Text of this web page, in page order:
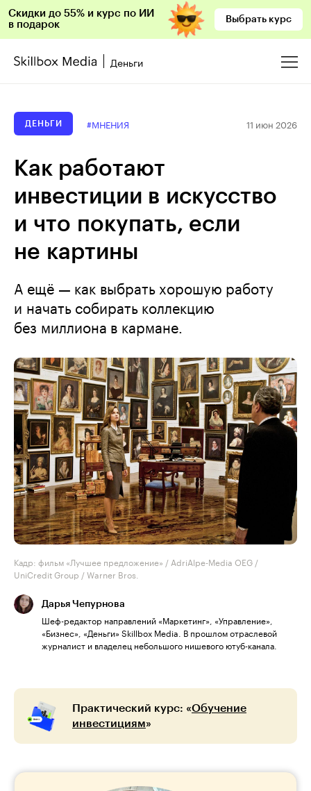
Скидки до 55% и курс по ИИ
в подарок
Выбрать курс
Деньги
ДЕНЬГИ #МНЕНИЯ 11 июн 2026
Как работают
инвестиции в искусство
и что покупать, если
не картины
А ещё — как выбрать хорошую работу
и начать собирать коллекцию
без миллиона в кармане.
Кадр: фильм «Лучшее предложение» / AdriAlpe-Media OEG /
UniCredit Group / Warner Bros.
Дарья Чепурнова
Шеф-редактор направлений «Маркетинг», «Управление»,
«Бизнес», «Деньги» Skillbox Media. В прошлом отраслевой
журналист и владелец небольшого нишевого ютуб-канала.
Практический курс: «Обучение
инвестициям»